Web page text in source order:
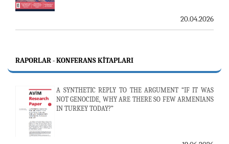
20.04.2026
RAPORLAR - KONFERANS KITAPLARI
A SYNTHETIC REPLY TO THE ARGUMENT “IF IT WAS
NOT GENOCIDE, WHY ARE THERE SO FEW ARMENIANS
IN TURKEY TODAY?”